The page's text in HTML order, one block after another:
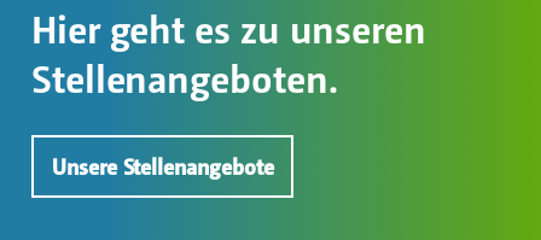
Hier geht es zu unseren
Stellenangeboten.
Unsere Stellenangebote